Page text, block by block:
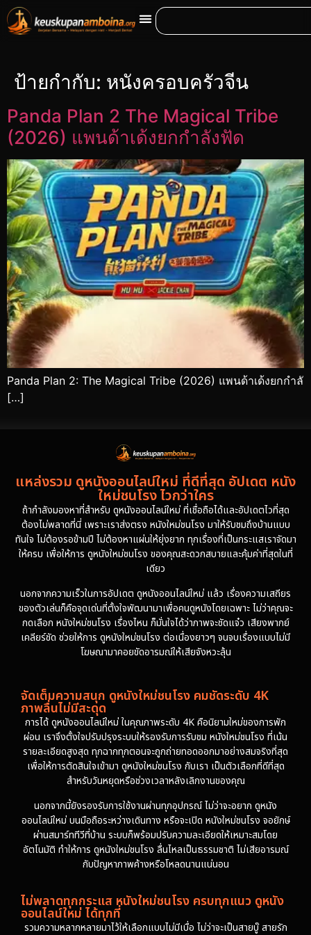
ป้ายกำกับ: หนังครอบครัวจีน
Panda Plan 2 The Magical Tribe
(2026) แพนด้าเด้งยกกำลังฟัด
Panda Plan 2: The Magical Tribe (2026) แพนด้าเด้งยกกำลั
[…]
แหล่งรวม ดูหนังออนไลน์ใหม่ ที่ดีที่สุด อัปเดต หนัง
ใหม่ชนโรง ไวกว่าใคร
ถ้ากำลังมองหาที่สำหรับ ดูหนังออนไลน์ใหม่ ที่เชื่อถือได้และอัปเดตไวที่สุด
ต้องไม่พลาดที่นี่ เพราะเราส่งตรง หนังใหม่ชนโรง มาให้รับชมถึงบ้านแบบ
ทันใจ ไม่ต้องรอข้ามปี ไม่ต้องหาแผ่นให้ยุ่งยาก ทุกเรื่องที่เป็นกระแสเราจัดมา
ให้ครบ เพื่อให้การ ดูหนังใหม่ชนโรง ของคุณสะดวกสบายและคุ้มค่าที่สุดในที่
เดียว
นอกจากความเร็วในการอัปเดต ดูหนังออนไลน์ใหม่ แล้ว เรื่องความเสถียร
ของตัวเล่นก็คือจุดเด่นที่ตั้งใจพัฒนามาเพื่อคนดูหนังโดยเฉพาะ ไม่ว่าคุณจะ
กดเลือก หนังใหม่ชนโรง เรื่องไหน ก็มั่นใจได้ว่าภาพจะชัดแจ๋ว เสียงพากย์
เคลียร์ชัด ช่วยให้การ ดูหนังใหม่ชนโรง ต่อเนื่องยาวๆ จนจบเรื่องแบบไม่มี
โฆษณามาคอยขัดอารมณ์ให้เสียจังหวะลุ้น
จัดเต็มความสนุก ดูหนังใหม่ชนโรง คมชัดระดับ 4K
ภาพลื่นไม่มีสะดุด
การได้ ดูหนังออนไลน์ใหม่ ในคุณภาพระดับ 4K คือนิยามใหม่ของการพัก
ผ่อน เราจึงตั้งใจปรับปรุงระบบให้รองรับการรับชม หนังใหม่ชนโรง ที่เน้น
รายละเอียดสูงสุด ทุกฉากทุกตอนจะถูกถ่ายทอดออกมาอย่างสมจริงที่สุด
เพื่อให้การตัดสินใจเข้ามา ดูหนังใหม่ชนโรง กับเรา เป็นตัวเลือกที่ดีที่สุด
สำหรับวันหยุดหรือช่วงเวลาหลังเลิกงานของคุณ
นอกจากนี้ยังรองรับการใช้งานผ่านทุกอุปกรณ์ ไม่ว่าจะอยาก ดูหนัง
ออนไลน์ใหม่ บนมือถือระหว่างเดินทาง หรือจะเปิด หนังใหม่ชนโรง จอยักษ์
ผ่านสมาร์ททีวีที่บ้าน ระบบก็พร้อมปรับความละเอียดให้เหมาะสมโดย
อัตโนมัติ ทำให้การ ดูหนังใหม่ชนโรง ลื่นไหลเป็นธรรมชาติ ไม่เสียอารมณ์
กับปัญหาภาพค้างหรือโหลดนานแน่นอน
ไม่พลาดทุกกระแส หนังใหม่ชนโรง ครบทุกแนว ดูหนัง
ออนไลน์ใหม่ ได้ทุกที่
รวมความหลากหลายมาไว้ให้เลือกแบบไม่มีเบื่อ ไม่ว่าจะเป็นสายบู๊ สายรัก